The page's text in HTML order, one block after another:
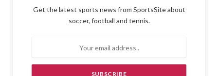
Get the latest sports news from SportsSite about
soccer, football and tennis.